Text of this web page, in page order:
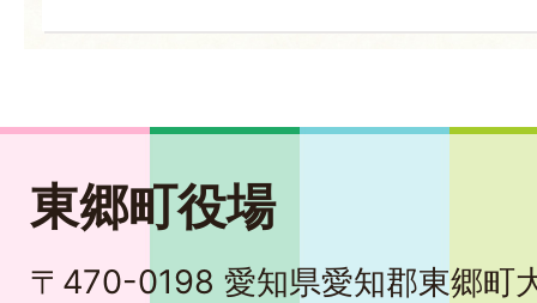
東郷町役場
〒470-0198 愛知県愛知郡東郷町